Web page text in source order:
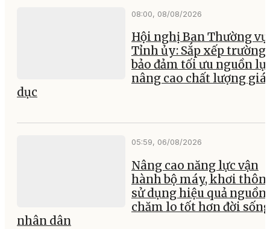
08:00, 08/08/2026
Hội nghị Ban Thường vụ
Tỉnh ủy: Sắp xếp trường
bảo đảm tối ưu nguồn
nâng cao chất lượng
dục
05:59, 06/08/2026
Nâng cao năng lực vận
hành bộ máy, khơi
sử dụng hiệu quả nguồn
chăm lo tốt hơn đời sống
nhân dân